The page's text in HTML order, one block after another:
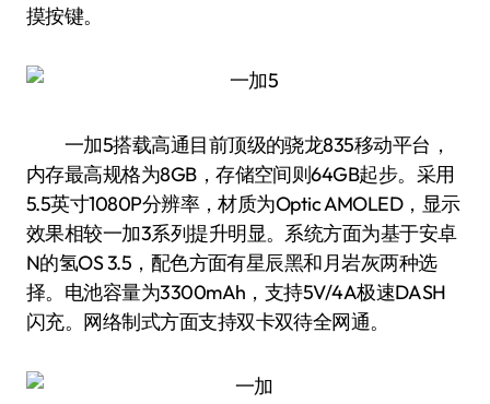
摸按键。
一加5搭载高通目前顶级的骁龙835移动平台，
内存最高规格为8GB，存储空间则64GB起步。采用
5.5英寸1080P分辨率，材质为Optic AMOLED，显示
效果相较一加3系列提升明显。系统方面为基于安卓
N的氢OS 3.5，配色方面有星辰黑和月岩灰两种选
择。电池容量为3300mAh，支持5V/4A极速DASH
闪充。网络制式方面支持双卡双待全网通。